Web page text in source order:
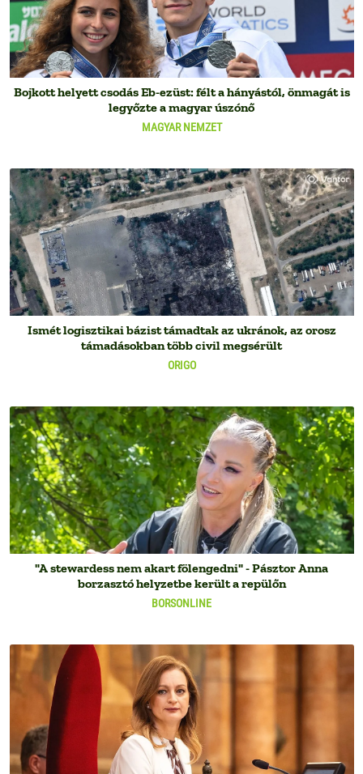
MAGYAR NEMZET
Bojkott helyett csodás Eb-ezüst: félt a hányástól, önmagát is
legyőzte a magyar úszónő
ORIGO
Ismét logisztikai bázist támadtak az ukránok, az orosz
támadásokban több civil megsérült
BORSONLINE
"A stewardess nem akart fölengedni" - Pásztor Anna
borzasztó helyzetbe került a repülőn